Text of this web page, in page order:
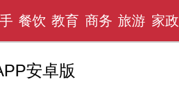
餐饮 教育 商务 旅游 家政
安卓版